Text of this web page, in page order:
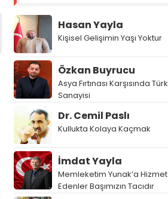
Hasan Yayla
Kişisel Gelişimin Yaşı Yoktur
Özkan Buyrucu
Asya Fırtınası Karşısında Türk
Sanayisi
Dr. Cemil Paslı
Kullukta Kolaya Kaçmak
İmdat Yayla
Memleketim Yunak’a Hizmet
Edenler Başımızın Tacıdır